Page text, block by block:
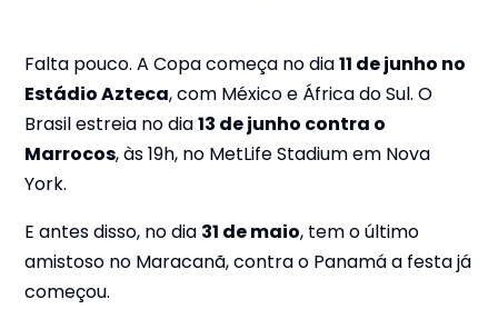
Falta pouco. A Copa começa no dia11 de junho no
Estádio Azteca, com México e África do Sul. O
Brasil estreia no dia13 de junho contra o
Marrocos, às 19h, no MetLife Stadium em Nova
York.
E antes disso, no dia 31 de maio, tem o último
amistoso no Maracanã, contra o Panamá a festa já
começou.